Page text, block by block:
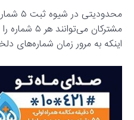
مشترکان
اینکه به مرور زمان شماره‌های